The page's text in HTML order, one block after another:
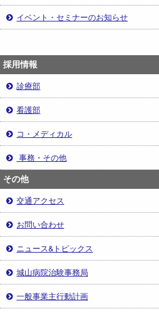
イベント・セミナーのお知らせ
採用情報
診療部
看護部
コ・メディカル
事務・その他
その他
交通アクセス
お問い合わせ
ニュース&トピックス
城山病院治験事務局
一般事業主行動計画